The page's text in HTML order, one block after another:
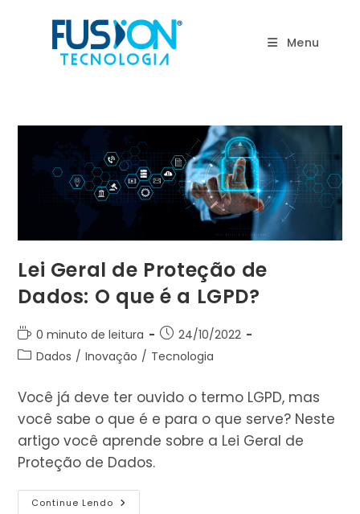
Menu
Lei Geral de Proteção de
Dados: O que é a LGPD?
Tempo
de
0 minuto de leitura
Post
publicado:
24/10/2022
Categoria
post:
Dados / Inovação / Tecnologia
Você já deve ter ouvido o termo LGPD, mas
você sabe o que é e para o que serve? Neste
artigo você aprende sobre a Lei Geral de
Proteção de Dados.
Continue Lendo Lei